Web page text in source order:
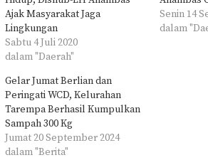
Ajak Masyarakat Jaga
Lingkungan
Sabtu 4 Juli 2020
dalam "Daerah"
Senin 14
dalam
Gelar Jumat Berlian dan
Peringati WCD, Kelurahan
Tarempa Berhasil Kumpulkan
Sampah 300 Kg
Jumat 20 September 2024
dalam "Berita"